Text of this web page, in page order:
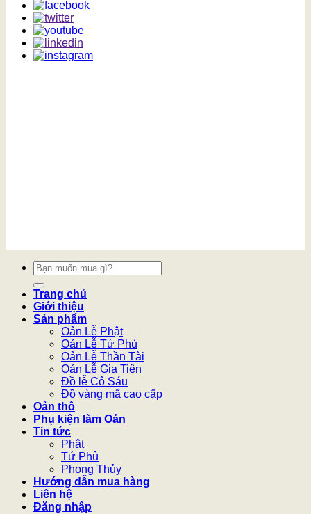
Tìm
kiếm:
Trang chủ
Giới thiệu
Sản phẩm
Oản Lễ Phật
Oản Lễ Tứ Phủ
Oản Lễ Thần Tài
Oản Lễ Gia Tiên
Đồ lễ Cô Sáu
Đồ vàng mã cao cấp
Oản thô
Phụ kiện làm Oản
Tin tức
Phật
Tứ Phủ
Phong Thủy
Hướng dẫn mua hàng
Liên hệ
Đăng nhập